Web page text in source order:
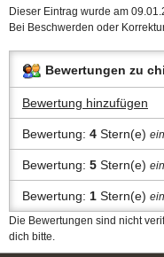
Dieser Eintrag wurde am
Bei Beschwerden oder
Bewertungen zu
Bewertung hinzufügen
Bewertung: 4 Stern(e)
Bewertung: 5 Stern(e)
Bewertung: 1 Stern(e)
Die Bewertungen sind nicht
dich bitte.